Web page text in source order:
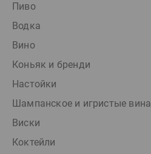
Пиво
Водка
Вино
Коньяк и бренди
Настойки
Шампанское и игристые вина
Виски
Коктейли